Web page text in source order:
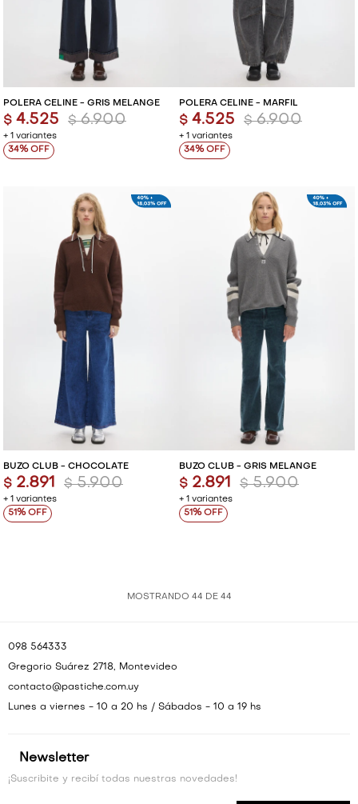
POLERA CELINE - GRIS MELANGE
+ 1 variantes
$ 4.525 $ 6.900
34
POLERA CELINE - MARFIL
+ 1 variantes
$ 4.525 $ 6.900
34
BUZO CLUB - CHOCOLATE
+ 1 variantes
$ 2.891 $ 5.900
51
BUZO CLUB - GRIS MELANGE
+ 1 variantes
$ 2.891 $ 5.900
51
MOSTRANDO 44 DE 44
Newsletter
¡Suscribite y recibí todas nuestras novedades!
098 564333
Gregorio Suárez 2718, Montevideo
contacto@pastiche.com.uy
Lunes a viernes - 10 a 20 hs / Sábados - 10 a 19 hs